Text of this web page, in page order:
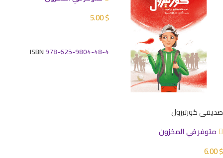
صديقي كورتيزول
متوفر في المخزون
6.00$
5.00$
ISBN978-625-9804-48-4